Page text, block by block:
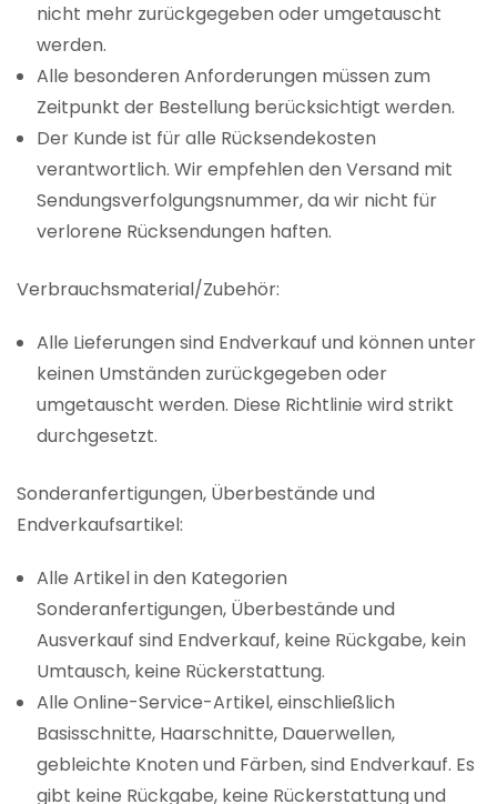
nicht mehr zurückgegeben oder umgetauscht
werden.
Alle besonderen Anforderungen müssen zum
Zeitpunkt der Bestellung berücksichtigt werden.
Der Kunde ist für alle Rücksendekosten
verantwortlich. Wir empfehlen den Versand mit
Sendungsverfolgungsnummer, da wir nicht für
verlorene Rücksendungen haften.
Verbrauchsmaterial/Zubehör:
Alle Lieferungen sind Endverkauf und können unter
keinen Umständen zurückgegeben oder
umgetauscht werden. Diese Richtlinie wird strikt
durchgesetzt.
Sonderanfertigungen, Überbestände und
Endverkaufsartikel:
Alle Artikel in den Kategorien
Sonderanfertigungen, Überbestände und
Ausverkauf sind Endverkauf, keine Rückgabe, kein
Umtausch, keine Rückerstattung.
Alle Online-Service-Artikel, einschließlich
Basisschnitte, Haarschnitte, Dauerwellen,
gebleichte Knoten und Färben, sind Endverkauf. Es
gibt keine Rückgabe, keine Rückerstattung und